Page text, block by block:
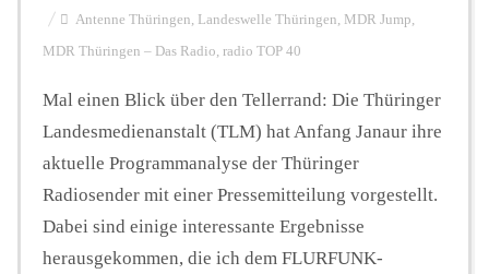
Antenne Thüringen, Landeswelle Thüringen, MDR Jump,
MDR Thüringen – Das Radio, radio TOP 40
Mal einen Blick über den Tellerrand: Die Thüringer
Landesmedienanstalt (TLM) hat Anfang Janaur ihre
aktuelle Programmanalyse der Thüringer
Radiosender mit einer Pressemitteilung vorgestellt.
Dabei sind einige interessante Ergebnisse
herausgekommen, die ich dem FLURFUNK-